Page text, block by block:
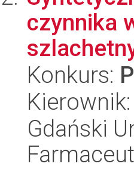
czynnika
Konkurs:
Gdański